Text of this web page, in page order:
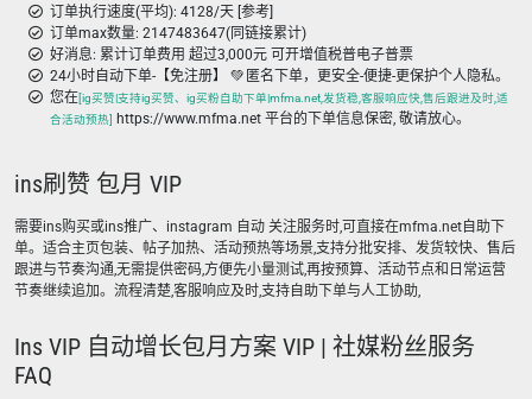
订单执行速度(平均): 4128/天 [参考]
订单max数量: 2147483647(同链接累计)
好消息: 累计订单费用 超过3,000元 可开增值税普电子普票
24小时自动下单-【免注册】 💚 匿名下单，更安全-便捷-更保护个人隐私。
您在[ig买赞|支持ig买赞、ig买粉自助下单|mfma.net,发货稳,客服响应快,售后跟进及时,适
合活动预热]
https://www.mfma.net 平台的下单信息保密, 敬请放心。
ins刷赞 包月 VIP
需要ins购买或ins推广、instagram 自动 关注服务时,可直接在mfma.net自助下
单。适合主页包装、帖子加热、活动预热等场景,支持分批安排、发货较快、售后
跟进与节奏沟通,无需提供密码,方便先小量测试,再按预算、活动节点和日常运营
节奏继续追加。流程清楚,客服响应及时,支持自助下单与人工协助,
Ins VIP 自动增长包月方案 VIP | 社媒粉丝服务
FAQ